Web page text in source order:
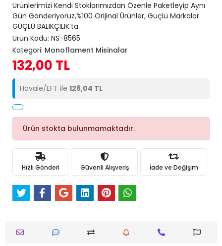
Ürünlerimizi Kendi Stoklarımızdan Özenle Paketleyip Aynı
Gün Gönderiyoruz,%100 Orijinal Ürünler, Güçlü Markalar
GÜÇLÜ BALIKÇILIK’ta
Ürün Kodu: NS-8565
Kategori: Monoflament Misinalar
132,00 TL
Havale/EFT ile 128,04 TL
Ürün stokta bulunmamaktadır.
Hızlı Gönderi Güvenli Alışveriş İade ve Değişim